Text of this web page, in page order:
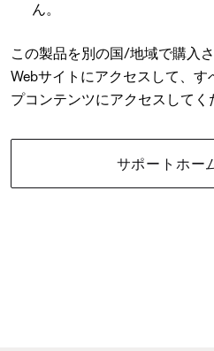
ん。
この製品を別の国/地域で購入
Webサイトにアクセスして、
プコンテンツにアクセスしてく
サポートホー